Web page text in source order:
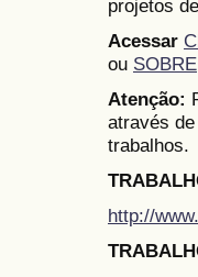
projetos
Acessar
ou SOBRE
Atenção:
através de
trabalhos.
http://